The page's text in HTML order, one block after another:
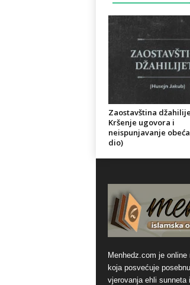
Zaostavština
Kršenje ugovora i
neispunjavanje
dio)
Menhedz.com je
koja posvećuje
vjerovanja ehli sunneta